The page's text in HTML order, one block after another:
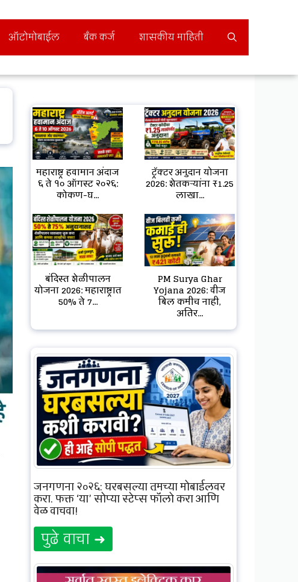
ऑटोमोबाईल बँक कर्ज शासकीय माहिती
महाराष्ट्र हवामान अंदाज
६ ते १० ऑगस्ट २०२६:
कोकण-घ...
ट्रॅक्टर अनुदान योजना
2026: शेतकऱ्यांना ₹1.25
लाखा...
बंदिस्त शेळीपालन
योजना 2026: महाराष्ट्रात
50% ते 7...
PM Surya Ghar
Yojana 2026: वीज
बिल कमीच नाही,
अतिर...
जनगणना २०२६: घरबसल्या तुमच्या मोबाईलवर
करा, फक्त ‘या’ सोप्या स्टेप्स फॉलो करा आणि
वेळ वाचवा!
पुढे वाचा ➜